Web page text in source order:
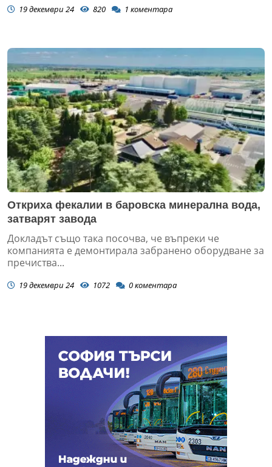
19 декември 24 820 1 коментара
Откриха фекалии в баровска минерална вода,
затварят завода
Докладът също така посочва, че въпреки че
компанията е демонтирала забранено оборудване за
пречиства...
19 декември 24 1072 0коментара